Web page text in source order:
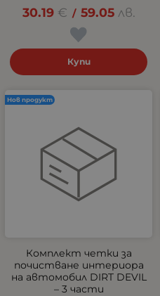
30.19 € / 59.05 лв.
Купи
Комплект четки за
почистване интериора
на автомобил DIRT DEVIL
– 3 части
Нов продукт